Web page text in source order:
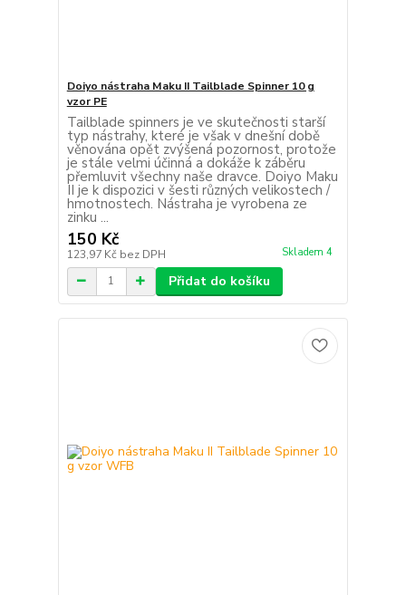
Doiyo nástraha Maku II Tailblade Spinner 10 g
vzor PE
Tailblade spinners je ve skutečnosti starší
typ nástrahy, které je však v dnešní době
věnována opět zvýšená pozornost, protože
je stále velmi účinná a dokáže k záběru
přemluvit všechny naše dravce. Doiyo Maku
II je k dispozici v šesti různých velikostech /
hmotnostech. Nástraha je vyrobena ze
zinku ...
150 Kč
123,97 Kč bez DPH Skladem 4
Přidat do košíku